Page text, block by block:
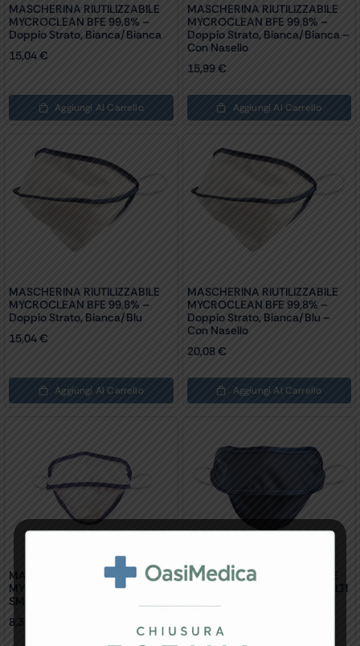
MASCHERINA RIUTILIZZABILE
MYCROCLEAN BFE 99,8% –
Doppio Strato, Bianca/bianca
15,04€
Aggiungi Al Carrello
MASCHERINA RIUTILIZZABILE
MYCROCLEAN BFE 99,8% –
Doppio Strato, Bianca/bianca –
Con Nasello
15,99€
Aggiungi Al Carrello
MASCHERINA RIUTILIZZABILE
MYCROCLEAN BFE 99,8% –
Doppio Strato, Bianca/blu
15,04€
Aggiungi Al Carrello
MASCHERINA RIUTILIZZABILE
MYCROCLEAN BFE 99,8% –
Doppio Strato, Bianca/blu –
Con Nasello
20,08 €
Aggiungi Al Carrello
MASCHERINA RIUTILIZZABILE
MYCROCLEAN JUNIOR/ ADULTI
SMALL BFE 99,8% – Bianca/blu
8,36
MASCHERINA RIUTILIZZABILE
MYCROCLEAN JUNIOR/ ADULTI